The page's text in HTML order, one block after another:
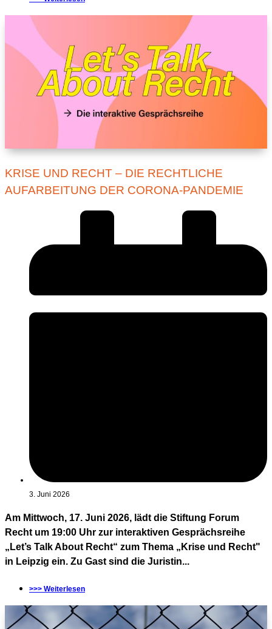
KRISE UND RECHT – DIE RECHTLICHE
AUFARBEITUNG DER CORONA-PANDEMIE
3. Juni 2026
Am Mittwoch, 17. Juni 2026, lädt die Stiftung Forum
Recht um 19:00 Uhr zur interaktiven Gesprächsreihe
„Let’s Talk About Recht“ zum Thema „Krise und Recht"
in Leipzig ein. Zu Gast sind die Juristin...
>>> Weiterlesen